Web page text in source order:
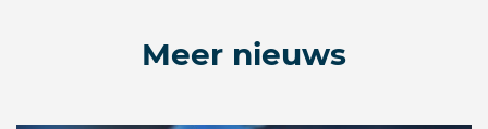
Meer nieuws